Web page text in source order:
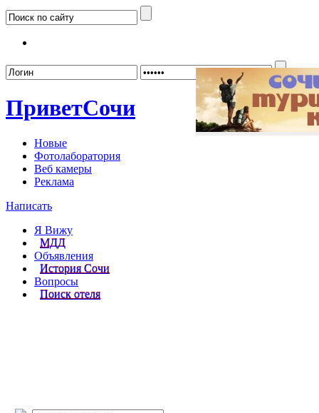
ПриветСочи
Новые
Фотолаборатория
Веб камеры
Реклама
Написать
Я Вижу
МДД
Объявления
История Сочи
Вопросы
Поиск отеля